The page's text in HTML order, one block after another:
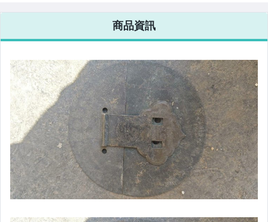
商品資訊